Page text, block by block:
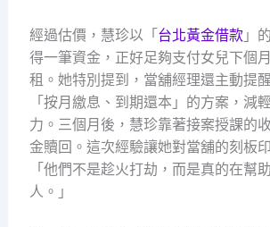
經過估價，慧珍以「 台北黃金借款」
得一筆資金，正好足夠支付女兒下個
租。她特別提到，當舖經理還主動提
「按月繳息、到期還本」的方案，減
力。三個月後，慧珍靠著接案授課的
金贖回。這次經驗讓她對當舖的刻板
「他們不是趁火打劫，而是真的在幫
人。」